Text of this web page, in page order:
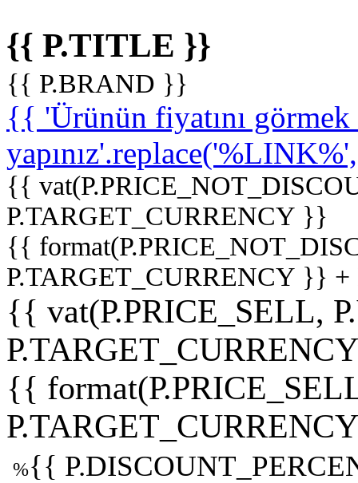
{{ P.TITLE }}
{{ P.BRAND }}
{{ 'Ürünün fiyatını
{{
P.TARGET_CURRENCY }}
{{
P.TARGET_CURRENCY }}
{{ vat(P.PRICE_SELL,
{{
%{{